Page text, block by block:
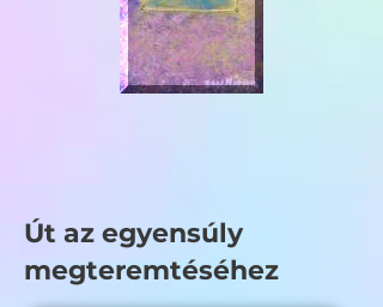
Út az egyensúly
megteremtéséhez